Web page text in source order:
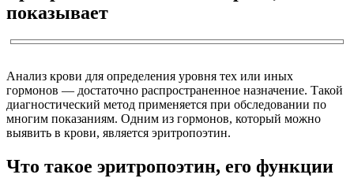
показывает
Анализ крови для определения уровня тех или иных
гормонов — достаточно распространенное назначение. Такой
диагностический метод применяется при обследовании по
многим показаниям. Одним из гормонов, который можно
выявить в крови, является эритропоэтин.
Что такое эритропоэтин, его функции